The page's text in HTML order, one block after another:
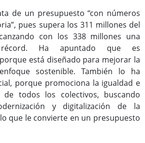
de un presupuesto “con números
pues supera los 311 millones del
con los 338 millones una
Ha apuntado que es
está diseñado para mejorar la
sostenible. También lo ha
porque promociona la igualdad e
de todos los colectivos, buscando
y digitalización de la
que le convierte en un presupuesto